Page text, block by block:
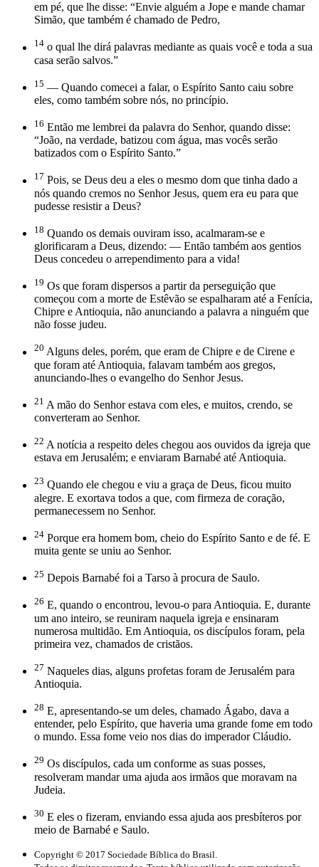
em pé, que lhe disse: “Envie alguém a Jope e mande chamar
Simão, que também é chamado de Pedro,
14 o qual lhe dirá palavras mediante as quais você e toda a sua
casa serão salvos.”
15 — Quando comecei a falar, o Espírito Santo caiu sobre
eles, como também sobre nós, no princípio.
16 Então me lembrei da palavra do Senhor, quando disse:
“João, na verdade, batizou com água, mas vocês serão
batizados com o Espírito Santo.”
17 Pois, se Deus deu a eles o mesmo dom que tinha dado a
nós quando cremos no Senhor Jesus, quem era eu para que
pudesse resistir a Deus?
18 Quando os demais ouviram isso, acalmaram-se e
glorificaram a Deus, dizendo: — Então também aos gentios
Deus concedeu o arrependimento para a vida!
19 Os que foram dispersos a partir da perseguição que
começou com a morte de Estêvão se espalharam até a Fenícia,
Chipre e Antioquia, não anunciando a palavra a ninguém que
não fosse judeu.
20 Alguns deles, porém, que eram de Chipre e de Cirene e
que foram até Antioquia, falavam também aos gregos,
anunciando-lhes o evangelho do Senhor Jesus.
21 A mão do Senhor estava com eles, e muitos, crendo, se
converteram ao Senhor.
22 A notícia a respeito deles chegou aos ouvidos da igreja que
estava em Jerusalém; e enviaram Barnabé até Antioquia.
23 Quando ele chegou e viu a graça de Deus, ficou muito
alegre. E exortava todos a que, com firmeza de coração,
permanecessem no Senhor.
24 Porque era homem bom, cheio do Espírito Santo e de fé. E
muita gente se uniu ao Senhor.
25 Depois Barnabé foi a Tarso à procura de Saulo.
26 E, quando o encontrou, levou-o para Antioquia. E, durante
um ano inteiro, se reuniram naquela igreja e ensinaram
numerosa multidão. Em Antioquia, os discípulos foram, pela
primeira vez, chamados de cristãos.
27 Naqueles dias, alguns profetas foram de Jerusalém para
Antioquia.
28 E, apresentando-se um deles, chamado Ágabo, dava a
entender, pelo Espírito, que haveria uma grande fome em todo
o mundo. Essa fome veio nos dias do imperador Cláudio.
29 Os discípulos, cada um conforme as suas posses,
resolveram mandar uma ajuda aos irmãos que moravam na
Judeia.
30 E eles o fizeram, enviando essa ajuda aos presbíteros por
meio de Barnabé e Saulo.
Copyright © 2017 Sociedade Bíblica do Brasil.